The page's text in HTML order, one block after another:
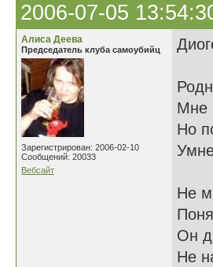
2006-07-05
Алиса Деева
Председатель клуба самоубийц
Зарегистрирован: 2006-02-10
Сообщений: 20033
Вебсайт
Мне
Но
Не
Он
Не